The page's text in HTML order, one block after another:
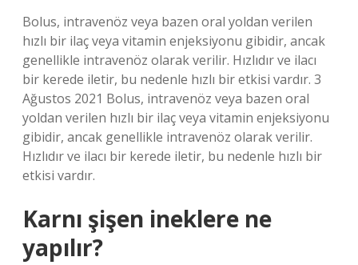
Bolus, intravenöz veya bazen oral yoldan verilen
hızlı bir ilaç veya vitamin enjeksiyonu gibidir, ancak
genellikle intravenöz olarak verilir. Hızlıdır ve ilacı
bir kerede iletir, bu nedenle hızlı bir etkisi vardır. 3
Ağustos 2021 Bolus, intravenöz veya bazen oral
yoldan verilen hızlı bir ilaç veya vitamin enjeksiyonu
gibidir, ancak genellikle intravenöz olarak verilir.
Hızlıdır ve ilacı bir kerede iletir, bu nedenle hızlı bir
etkisi vardır.
Karnı şişen ineklere ne
yapılır?